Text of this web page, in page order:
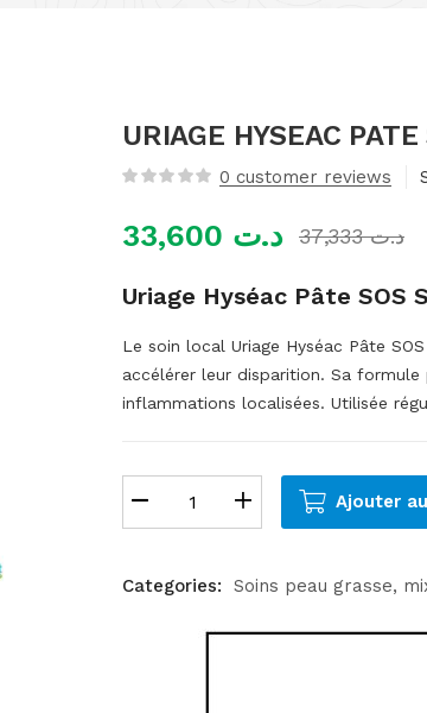
URIAGE HYSEAC
0 customer reviews
د.ت د.ت37,333
Uriage Hyséac Pâte SOS
Le soin local Uriage Hyséac Pâte
accélérer leur disparition. Sa
inflammations localisées. Utilisée
Ajouter
Categories: Soins peau grasse,